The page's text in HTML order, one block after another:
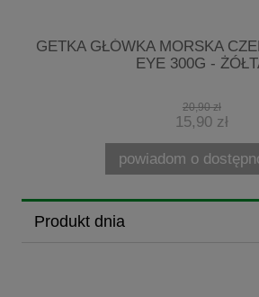
GETKA GŁÓWKA MORSKA
EYE 300G -
20,90 zł
15,90 zł
powiadom o
Produkt dnia